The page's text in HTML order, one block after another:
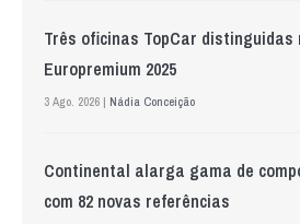
Três oficinas TopCar distinguidas
Europremium 2025
3 Ago. 2026 | Nádia Conceição
Continental alarga gama de
com 82 novas referências